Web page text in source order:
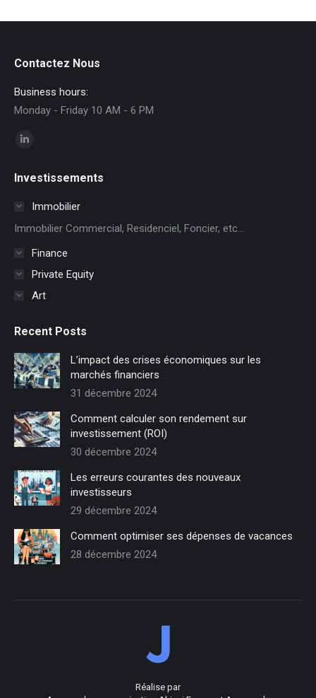
Contactez Nous
Business hours:
Monday - Friday 10 AM - 6 PM
Trouvez nous sur :
LinkedIn
s'ouvre
nouvelle
fenêtre
Investissements
Immobilier
Immobilier Commercial, Residenciel, Foncier, etc...
Finance
Private Equity
Art
Recent Posts
L’impact des crises économiques sur les
marchés financiers
31 décembre 2024
Comment calculer son rendement sur
investissement (ROI)
30 décembre 2024
Les erreurs courantes des nouveaux
investisseurs
29 décembre 2024
Comment optimiser ses dépenses de vacances
28 décembre 2024
Réalise par